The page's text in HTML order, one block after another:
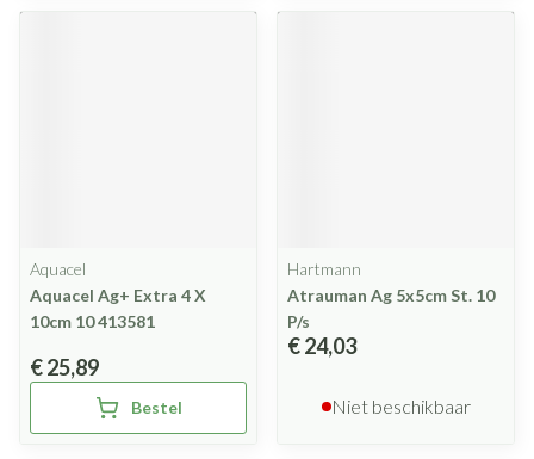
Aquacel
Aquacel Ag+ Extra 4 X
10cm 10 413581
€ 25,89
Bestel
Hartmann
Atrauman Ag 5x5cm St. 10
P/s
€ 24,03
Niet beschikbaar